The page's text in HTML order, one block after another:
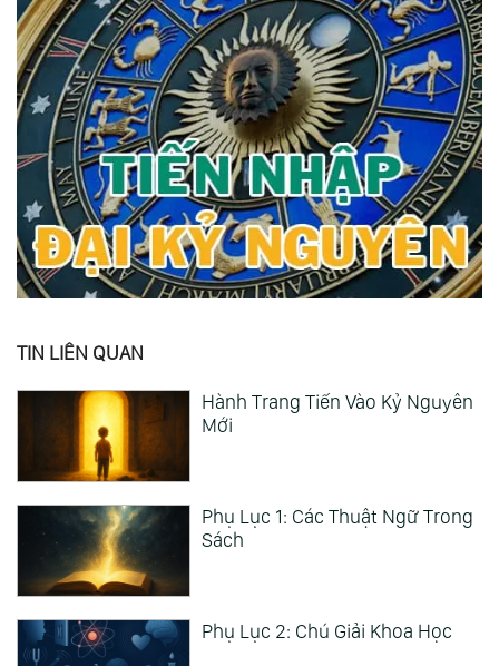
TIN LIÊN QUAN
Hành Trang Tiến Vào Kỷ Nguyên
Mới
Phụ Lục 1: Các Thuật Ngữ Trong
Sách
Phụ Lục 2: Chú Giải Khoa Học